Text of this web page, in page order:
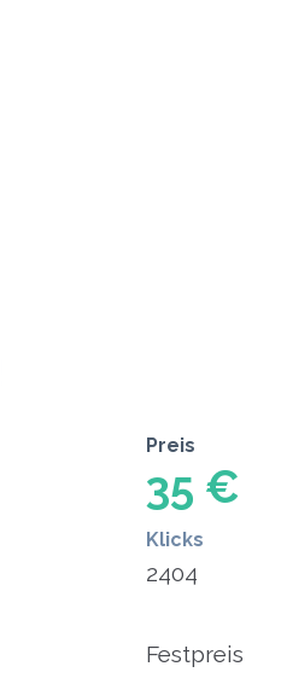
Preis
35 €
Klicks
2404
Festpreis